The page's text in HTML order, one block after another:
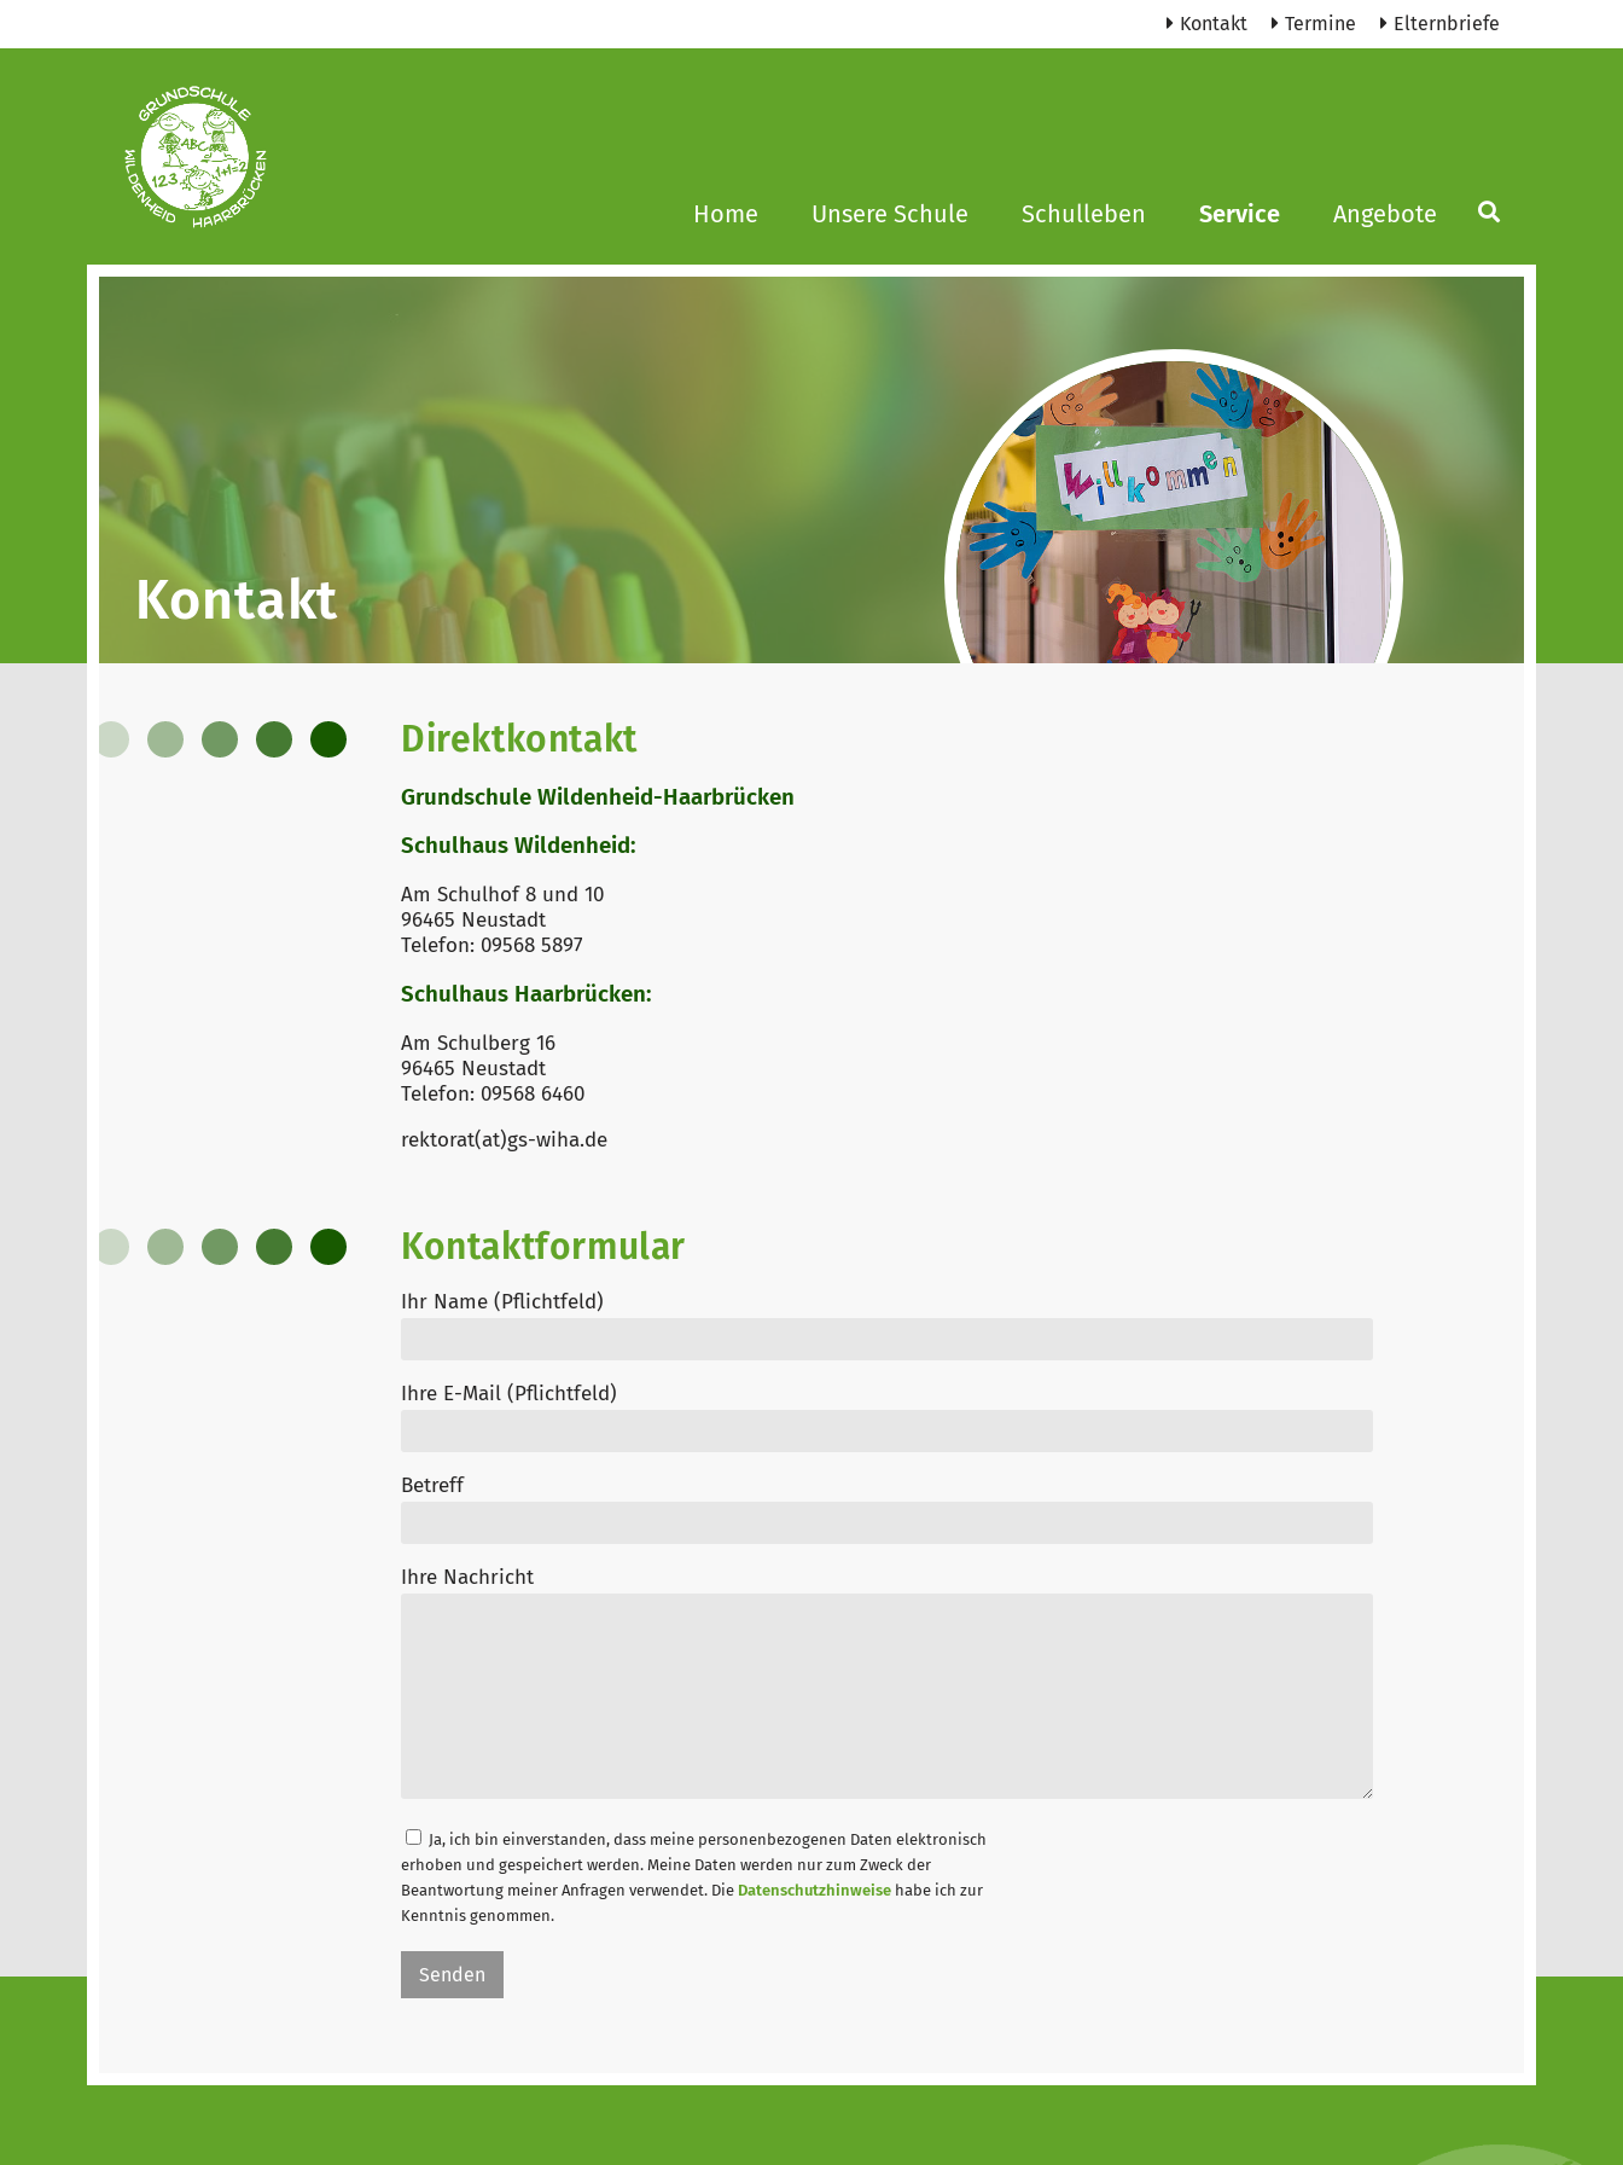
Kontakt Termine Elternbriefe
Home Unsere Schule Schulleben Service Angebote
Kontakt
Direktkontakt
Grundschule Wildenheid-Haarbrücken
Schulhaus Wildenheid:
Am Schulhof 8 und 10
96465 Neustadt
Telefon: 09568 5897
Schulhaus Haarbrücken:
Am Schulberg 16
96465 Neustadt
Telefon: 09568 6460
rektorat(at)gs-wiha.de
Kontaktformular
Ihr Name (Pflichtfeld)
Ihre E-Mail (Pflichtfeld)
Betreff
Ihre Nachricht
Ja, ich bin einverstanden, dass meine personenbezogenen Daten elektronisch
erhoben und gespeichert werden. Meine Daten werden nur zum Zweck der
Beantwortung meiner Anfragen verwendet. Die Datenschutzhinweise habe ich zur
Kenntnis genommen.